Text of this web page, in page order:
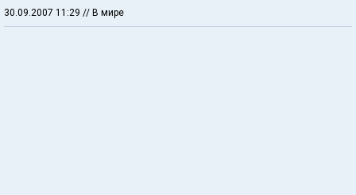
30.09.2007 11:29 // В мире